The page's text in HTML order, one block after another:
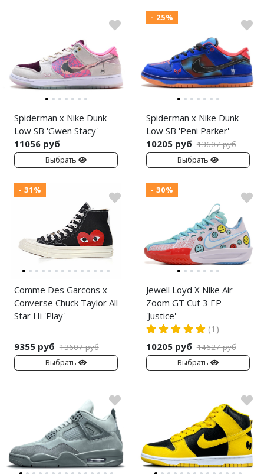
Spiderman x Nike Dunk
Low SB 'Gwen Stacy'
11056 руб
Выбрать
- 25%
Spiderman x Nike Dunk
Low SB 'Peni Parker'
10205 руб 13607 руб
Выбрать
- 31%
Comme Des Garcons x
Converse Chuck Taylor All
Star Hi 'Play'
9355 руб 13607 руб
Выбрать
- 30%
Jewell Loyd X Nike Air
Zoom GT Cut 3 EP
'Justice'
(1)
10205 руб 14627 руб
Выбрать